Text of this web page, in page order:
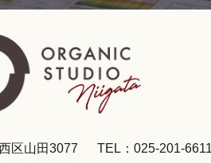
区山田3077
TEL：025-201-